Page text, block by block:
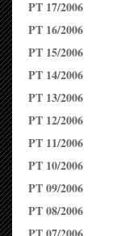
PT 17/2006
PT 16/2006
PT 15/2006
PT 14/2006
PT 13/2006
PT 12/2006
PT 11/2006
PT 10/2006
PT 09/2006
PT 08/2006